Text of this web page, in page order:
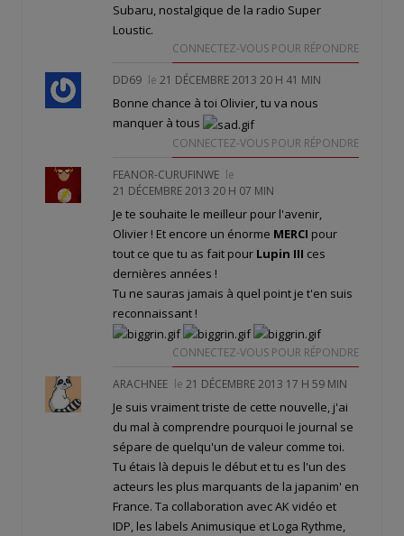
Subaru, nostalgique de la radio Super
Loustic.
CONNECTEZ-VOUS POUR RÉPONDRE
DD69 le 21 DÉCEMBRE 2013 20 H 41 MIN
Bonne chance à toi Olivier, tu va nous
manquer à tous
CONNECTEZ-VOUS POUR RÉPONDRE
FEANOR-CURUFINWE le
21 DÉCEMBRE 2013 20 H 07 MIN
Je te souhaite le meilleur pour l'avenir,
Olivier ! Et encore un énorme MERCI pour
tout ce que tu as fait pour Lupin III ces
dernières années !
Tu ne sauras jamais à quel point je t'en suis
reconnaissant !
CONNECTEZ-VOUS POUR RÉPONDRE
ARACHNEE le 21 DÉCEMBRE 2013 17 H 59 MIN
Je suis vraiment triste de cette nouvelle, j'ai
du mal à comprendre pourquoi le journal se
sépare de quelqu'un de valeur comme toi.
Tu étais là depuis le début et tu es l'un des
acteurs les plus marquants de la japanim' en
France. Ta collaboration avec AK vidéo et
IDP, les labels Animusique et Loga Rythme,